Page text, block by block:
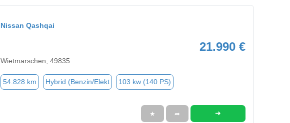
Nissan Qashqai
21.990 €
Wietmarschen, 49835
54.828 km Hybrid (Benzin/Elekt 103 kw (140 PS)
★ ➦ ➜